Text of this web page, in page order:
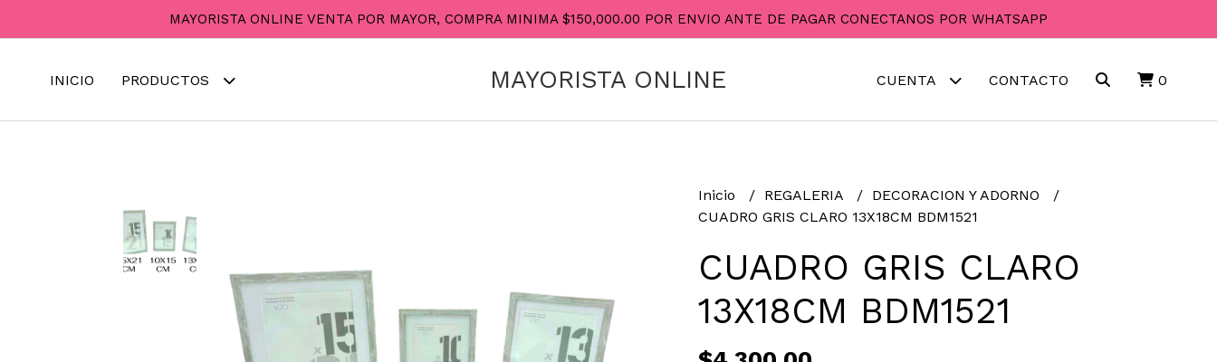
MAYORISTA ONLINE VENTA POR MAYOR, COMPRA MINIMA $150,000.00 POR ENVIO ANTE DE PAGAR CONECTANOS POR WHATSAPP
INICIO PRODUCTOS MAYORISTA ONLINE CUENTA CONTACTO 0
Inicio REGALERIA
DECORACION Y ADORNO
CUADRO GRIS CLARO 13X18CM BDM1521
CUADRO GRIS CLARO
13X18CM BDM1521